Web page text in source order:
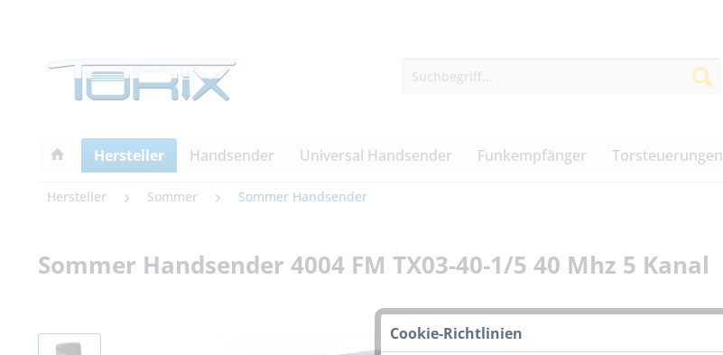
Hersteller Handsender Universal Handsender Funkempfänger Torsteuerungen
Hersteller Sommer Sommer Handsender
Sommer Handsender 4004 FM TX03-40-1/5 40 Mhz 5 Kanal
Cookie-Richtlinien